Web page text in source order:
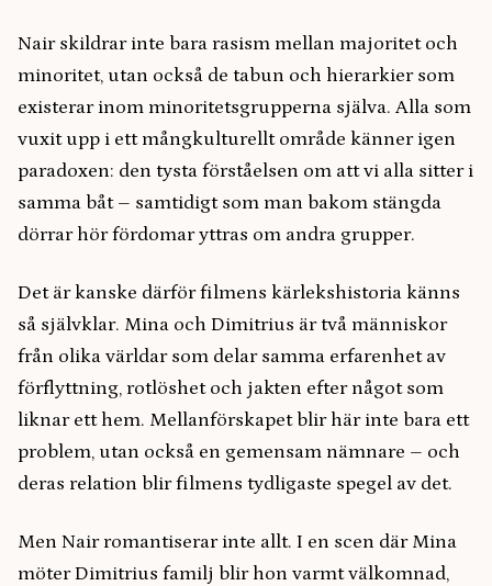
Nair skildrar inte bara rasism mellan majoritet och
minoritet, utan också de tabun och hierarkier som
existerar inom minoritetsgrupperna själva. Alla som
vuxit upp i ett mångkulturellt område känner igen
paradoxen: den tysta förståelsen om att vi alla sitter i
samma båt – samtidigt som man bakom stängda
dörrar hör fördomar yttras om andra grupper.
Det är kanske därför filmens kärlekshistoria känns
så självklar. Mina och Dimitrius är två människor
från olika världar som delar samma erfarenhet av
förflyttning, rotlöshet och jakten efter något som
liknar ett hem. Mellanförskapet blir här inte bara ett
problem, utan också en gemensam nämnare – och
deras relation blir filmens tydligaste spegel av det.
Men Nair romantiserar inte allt. I en scen där Mina
möter Dimitrius familj blir hon varmt välkomnad,